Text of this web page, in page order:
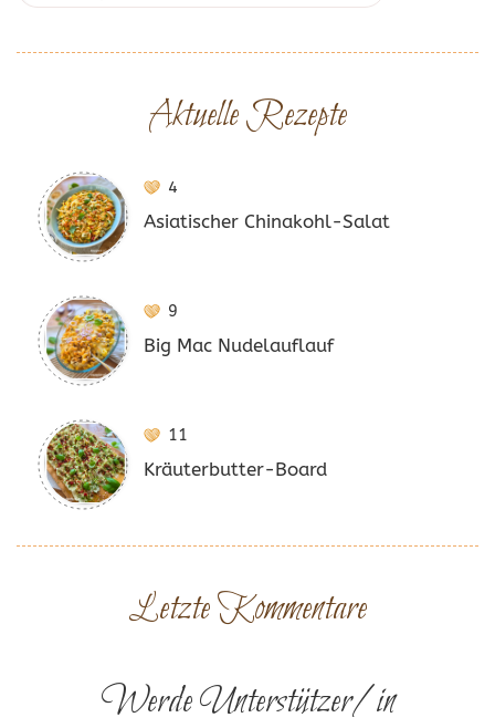
Aktuelle Rezepte
4
Asiatischer Chinakohl-Salat
9
Big Mac Nudelauflauf
11
Kräuterbutter-Board
Letzte Kommentare
Werde Unterstützer/in